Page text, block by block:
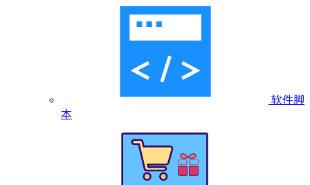
软件脚
本